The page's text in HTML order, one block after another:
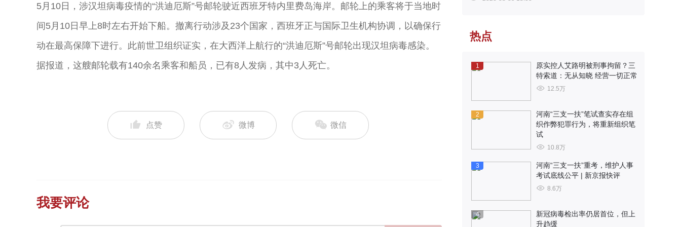
5月10日，涉汉坦病毒疫情的“洪迪厄斯”号邮轮驶近西班牙特内里费岛海岸。邮轮上的乘客将于当地时
间5月10日早上8时左右开始下船。撤离行动涉及23个国家，西班牙正与国际卫生机构协调，以确保行
动在最高保障下进行。此前世卫组织证实，在大西洋上航行的“洪迪厄斯”号邮轮出现汉坦病毒感染。
据报道，这艘邮轮载有140余名乘客和船员，已有8人发病，其中3人死亡。
点赞 微博 微信
我要评论
热点
1
原实控人艾路明被刑事拘留？三
特索道：无从知晓 经营一切正常
12.5万
2
河南“三支一扶”笔试查实存在组
织作弊犯罪行为，将重新组织笔
试
10.8万
3
河南“三支一扶”重考，维护人事
考试底线公平 | 新京报快评
8.6万
4
新冠病毒检出率仍居首位，但上
升趋缓